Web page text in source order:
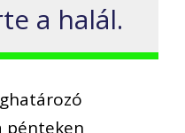
a halál.
pénteken